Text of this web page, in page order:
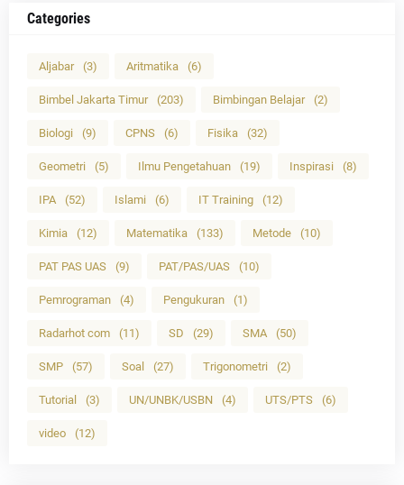
Categories
Aljabar (3) Aritmatika (6)
Bimbel Jakarta Timur (203) Bimbingan Belajar (2)
Biologi (9) CPNS (6) Fisika (32)
Geometri (5) Ilmu Pengetahuan (19) Inspirasi (8)
IPA (52) Islami (6) IT Training (12)
Kimia (12) Matematika (133) Metode (10)
PAT PAS UAS (9) PAT/PAS/UAS (10)
Pemrograman (4) Pengukuran (1)
Radarhot com (11) SD (29) SMA (50)
SMP (57) Soal (27) Trigonometri (2)
Tutorial (3) UN/UNBK/USBN (4) UTS/PTS (6)
video (12)